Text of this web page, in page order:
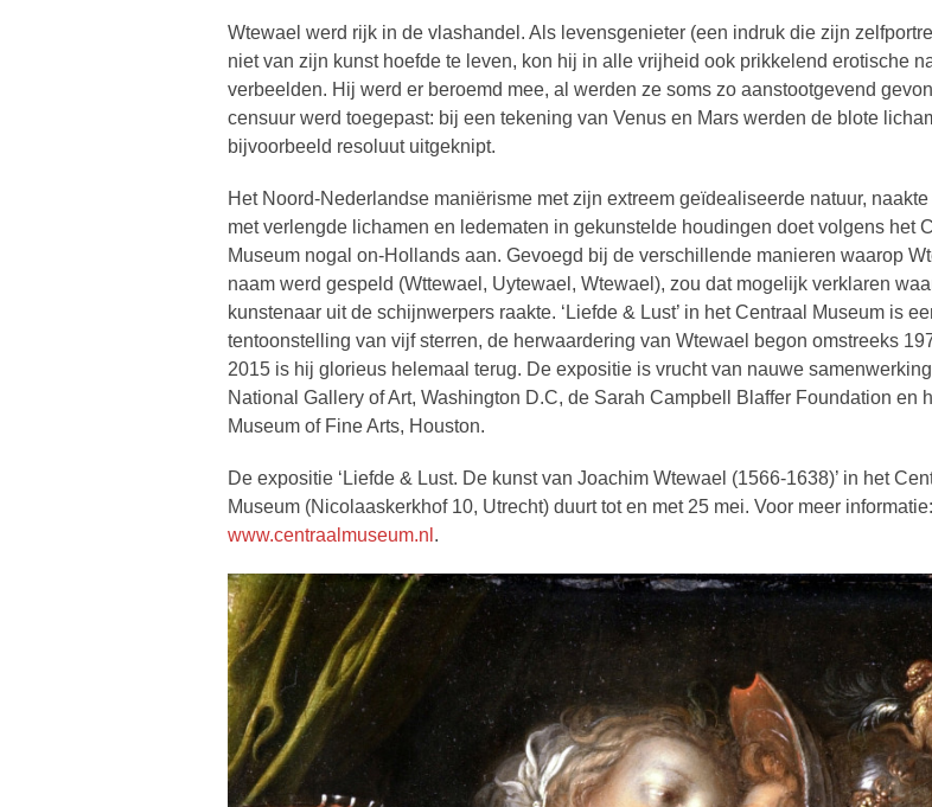
Wtewael werd rijk in de vlashandel. Als levensgenieter (een indruk die zijn
niet van zijn kunst hoefde te leven, kon hij in alle vrijheid ook prikkelend erotische
verbeelden. Hij werd er beroemd mee, al werden ze soms zo aanstootgevend
censuur werd toegepast: bij een tekening van Venus en Mars werden de blote
bijvoorbeeld resoluut uitgeknipt.
Het Noord-Nederlandse maniërisme met zijn extreem geïdealiseerde natuur, naakte
met verlengde lichamen en ledematen in gekunstelde houdingen doet volgens het
Museum nogal on-Hollands aan. Gevoegd bij de verschillende manieren waarop
naam werd gespeld (Wttewael, Uytewael, Wtewael), zou dat mogelijk verklaren
kunstenaar uit de schijnwerpers raakte. ‘Liefde & Lust’ in het Centraal Museum is
tentoonstelling van vijf sterren, de herwaardering van Wtewael begon omstreeks
2015 is hij glorieus helemaal terug. De expositie is vrucht van nauwe
National Gallery of Art, Washington D.C, de Sarah Campbell Blaffer Foundation en
Museum of Fine Arts, Houston.
De expositie ‘Liefde & Lust. De kunst van Joachim Wtewael (1566-1638)’ in het
Museum (Nicolaaskerkhof 10, Utrecht) duurt tot en met 25 mei. Voor meer informatie:
www.centraalmuseum.nl .